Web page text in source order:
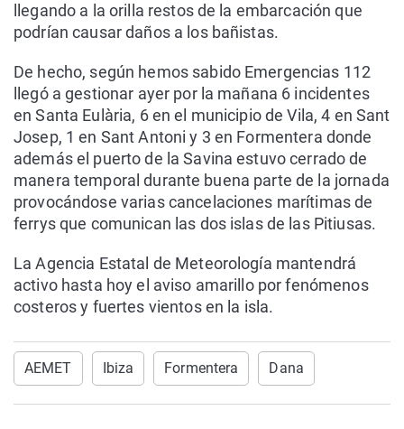
llegando a la orilla restos de la embarcación que
podrían causar daños a los bañistas.
De hecho, según hemos sabido Emergencias 112
llegó a gestionar ayer por la mañana 6 incidentes
en Santa Eulària, 6 en el municipio de Vila, 4 en Sant
Josep, 1 en Sant Antoni y 3 en Formentera donde
además el puerto de la Savina estuvo cerrado de
manera temporal durante buena parte de la jornada
provocándose varias cancelaciones marítimas de
ferrys que comunican las dos islas de las Pitiusas.
La Agencia Estatal de Meteorología mantendrá
activo hasta hoy el aviso amarillo por fenómenos
costeros y fuertes vientos en la isla.
AEMET Ibiza Formentera Dana